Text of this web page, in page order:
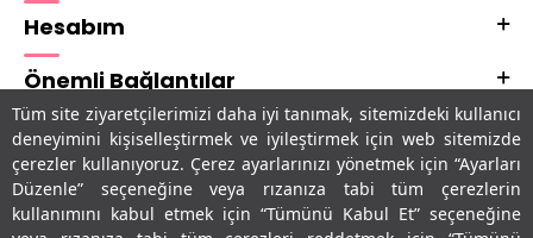
Tüm site ziyaretçilerimizi daha iyi tanımak, sitemizdeki kullanıcı
deneyimini kişiselleştirmek ve iyileştirmek için web sitemizde
çerezler kullanıyoruz. Çerez ayarlarınızı yönetmek için “Ayarları
Düzenle” seçeneğine veya rızanıza tabi tüm çerezlerin
kullanımını kabul etmek için “Tümünü Kabul Et” seçeneğine
Hesabım
Önemli Bağlantılar
Adres & İletişim
Uygulamalarımız